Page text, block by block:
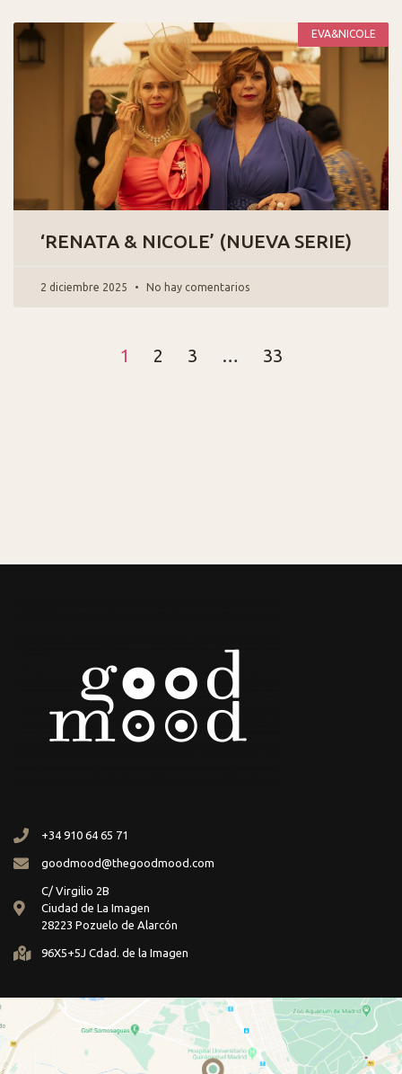
EVA&NICOLE
‘RENATA & NICOLE’ (NUEVA SERIE)
2 diciembre 2025 No hay comentarios
1 2 3 … 33
+34 910 64 65 71
goodmood@thegoodmood.com
C/ Virgilio 2B
Ciudad de La Imagen
28223 Pozuelo de Alarcón
96X5+5J Cdad. de la Imagen